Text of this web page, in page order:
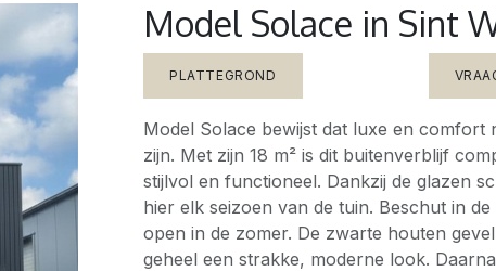
Model Solace in Sint
PLATTEGROND
Model Solace bewijst dat luxe en comfort
zijn. Met zijn 18 m² is dit buitenverblijf
stijlvol en functioneel. Dankzij de glazen
hier elk seizoen van de tuin. Beschut in
open in de zomer. De zwarte houten
geheel een strakke, moderne look.